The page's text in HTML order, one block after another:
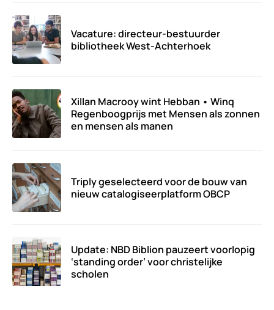
Vacature: directeur-bestuurder
bibliotheek West-Achterhoek
Xillan Macrooy wint Hebban • Winq
Regenboogprijs met Mensen als zonnen
en mensen als manen
Triply geselecteerd voor de bouw van
nieuw catalogiseerplatform OBCP
Update: NBD Biblion pauzeert voorlopig
‘standing order’ voor christelijke
scholen